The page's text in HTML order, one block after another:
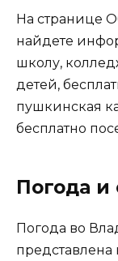
На странице
найдете
школу,
детей,
пушкинская
бесплатно
Погода и
Погода во
представлена